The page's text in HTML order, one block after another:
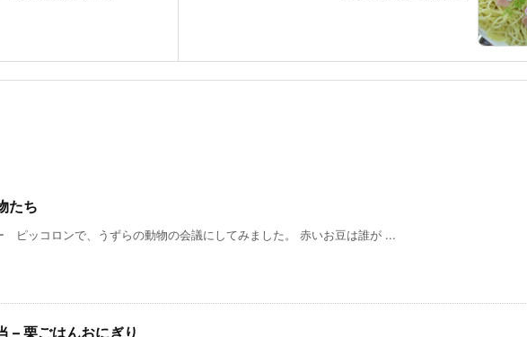
たち
ピッコロンで、うずらの動物の会議にしてみました。 赤いお豆は誰が ...
– 栗ごはんおにぎり